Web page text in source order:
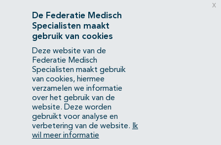
Privacyverklaring
Contact
Mercatorlaan 1200
3528 BL Utrecht
(088) 505 34 34
info@richtlijnendatabase.nl
YouTubeLinkedIn
De Federatie Medisch
Specialisten maakt
gebruik van cookies
Deze website van de
Federatie Medisch
Specialisten maakt gebruik
van cookies, hiermee
verzamelen we informatie
over het gebruik van de
website. Deze worden
gebruikt voor analyse en
verbetering van de website.
Ik
wil meer informatie
x